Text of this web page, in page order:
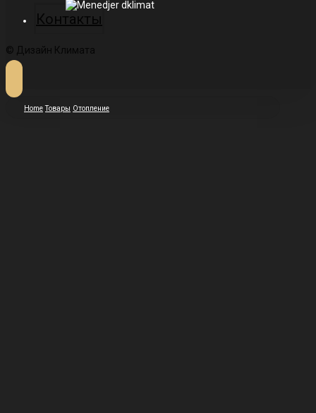
Контакты
© Дизайн Климата
Home Товары Отопление